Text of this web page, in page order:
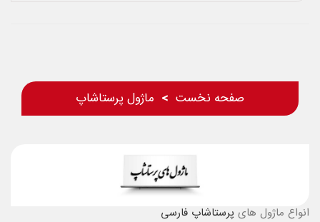
صفحه نخست ماژول پرستاشاپ
انواع ماژول های پرستاشاپ فارسی